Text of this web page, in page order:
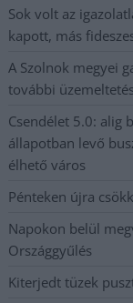
Sok volt az
kapott, más
A Szolnok megyei
további
Csendélet 5.0: alig
állapotban levő
élhető város
Pénteken újra
Napokon belül
Országgyűlés
Kiterjedt tüzek